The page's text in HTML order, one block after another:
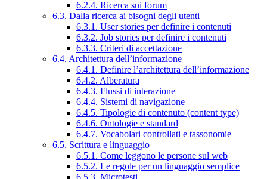
6.2.4. Ricerca sui forum
6.3. Dalla ricerca ai bisogni degli utenti
6.3.1. User stories per definire i contenuti
6.3.2. Job stories per definire i contenuti
6.3.3. Criteri di accettazione
6.4. Architettura dell’informazione
6.4.1. Definire l’architettura dell’informazione
6.4.2. Alberatura
6.4.3. Flussi di interazione
6.4.4. Sistemi di navigazione
6.4.5. Tipologie di contenuto (content type)
6.4.6. Ontologie e standard
6.4.7. Vocabolari controllati e tassonomie
6.5. Scrittura e linguaggio
6.5.1. Come leggono le persone sul web
6.5.2. Le regole per un linguaggio semplice
6.5.3. Microtesti